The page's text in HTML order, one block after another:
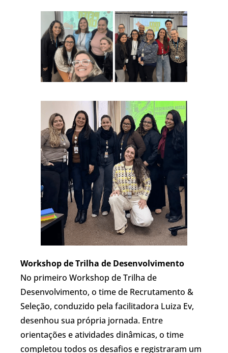
Workshop de Trilha de Desenvolvimento
No primeiro Workshop de Trilha de
Desenvolvimento, o time de Recrutamento &
Seleção, conduzido pela facilitadora Luiza Ev,
desenhou sua própria jornada. Entre
orientações e atividades dinâmicas, o time
completou todos os desafios e registraram um